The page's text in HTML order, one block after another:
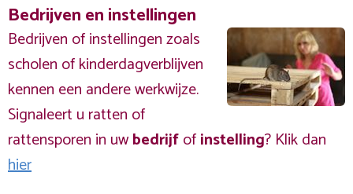
Bedrijven en instellingen
Bedrijven of instellingen zoals
scholen of kinderdagverblijven
kennen een andere werkwijze.
Signaleert u ratten of
rattensporen in uwbedrijfofinstelling? Klik dan
hier